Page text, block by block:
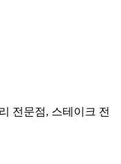
전문점, 스테이크 전